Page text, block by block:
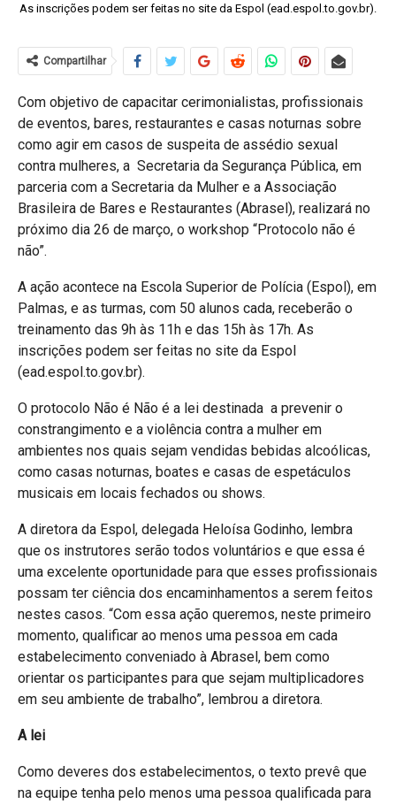
As inscrições podem ser feitas no site da Espol (ead.espol.to.gov.br).
Compartilhar
Com objetivo de capacitar cerimonialistas, profissionais
de eventos, bares, restaurantes e casas noturnas sobre
como agir em casos de suspeita de assédio sexual
contra mulheres, a Secretaria da Segurança Pública, em
parceria com a Secretaria da Mulher e a Associação
Brasileira de Bares e Restaurantes (Abrasel), realizará no
próximo dia 26 de março, o workshop “Protocolo não é
não”.
A ação acontece na Escola Superior de Polícia (Espol), em
Palmas, e as turmas, com 50 alunos cada, receberão o
treinamento das 9h às 11h e das 15h às 17h. As
inscrições podem ser feitas no site da Espol
(ead.espol.to.gov.br).
O protocolo Não é Não é a lei destinada a prevenir o
constrangimento e a violência contra a mulher em
ambientes nos quais sejam vendidas bebidas alcoólicas,
como casas noturnas, boates e casas de espetáculos
musicais em locais fechados ou shows.
A diretora da Espol, delegada Heloísa Godinho, lembra
que os instrutores serão todos voluntários e que essa é
uma excelente oportunidade para que esses profissionais
possam ter ciência dos encaminhamentos a serem feitos
nestes casos. “Com essa ação queremos, neste primeiro
momento, qualificar ao menos uma pessoa em cada
estabelecimento conveniado à Abrasel, bem como
orientar os participantes para que sejam multiplicadores
em seu ambiente de trabalho”, lembrou a diretora.
A lei
Como deveres dos estabelecimentos, o texto prevê que
na equipe tenha pelo menos uma pessoa qualificada para